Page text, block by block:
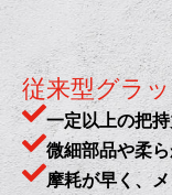
従来型グラ
一定以上の把
微細部品や柔
摩耗が早く、